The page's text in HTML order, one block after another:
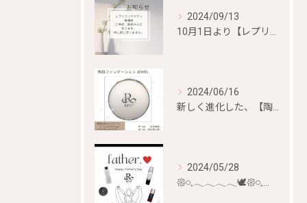
2024/09/13
10月1日より【レプリコンワクチン）、【mRNA混合ワクチン...
2024/06/16
新しく進化した、【陶肌ファンデーション ジュエル】が
2024/05/28
𑁍𓏸𓈒𓂃𓂃𓂃𓂃🕊𑁍𓏸𓈒𓂃𓂃𓂃𓂃🕊